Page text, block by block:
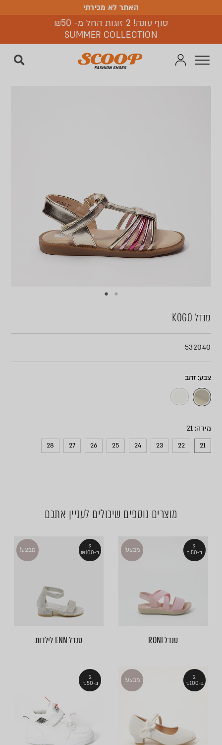
האתר לא מכירתי
האתר לא מכירתי
סוף עונה! 2 זוגות החל מ- ₪50
SUMMER COLLECTION
סנדל KOGO
532040
צבע
מידה
21
22
23
24
25
26
27
28
מוצרים נוספים שיכולים לעניין אתכם
2
ב-₪50
מבצע!
סנדל RONI
2
ב-₪100
מבצע!
סנדל ENN לילדות
2
ב-₪100
מבצע!
2
ב-₪50